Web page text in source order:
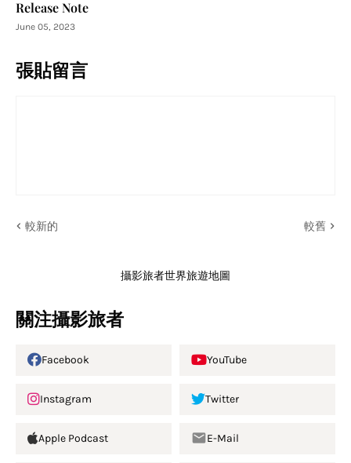
Release Note
June 05, 2023
張貼留言
較新的 較舊
攝影旅者世界旅遊地圖
關注攝影旅者
Facebook YouTube
Instagram Twitter
Apple Podcast E-Mail